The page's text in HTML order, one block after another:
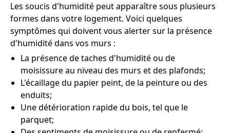
Les soucis d'humidité peut apparaître sous plusieurs
formes dans votre logement. Voici quelques
symptômes qui doivent vous alerter sur la présence
d'humidité dans vos murs :
La présence de taches d'humidité ou de
moisissure au niveau des murs et des plafonds;
L'écaillage du papier peint, de la peinture ou des
enduits;
Une détérioration rapide du bois, tel que le
parquet;